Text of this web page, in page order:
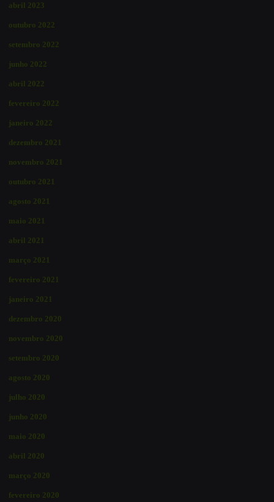
abril 2023
outubro 2022
setembro 2022
junho 2022
abril 2022
fevereiro 2022
janeiro 2022
dezembro 2021
novembro 2021
outubro 2021
agosto 2021
maio 2021
abril 2021
março 2021
fevereiro 2021
janeiro 2021
dezembro 2020
novembro 2020
setembro 2020
agosto 2020
julho 2020
junho 2020
maio 2020
abril 2020
março 2020
fevereiro 2020